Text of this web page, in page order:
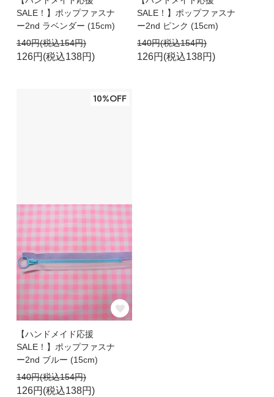
SALE！】ポップファスナ
ー2nd ラベンダー (15cm)
140円(税込154円)
126円(税込138円)
SALE！】ポップファスナ
ー2nd ピンク (15cm)
140円(税込154円)
126円(税込138円)
10%OFF
【ハンドメイド応援
SALE！】ポップファスナ
ー2nd ブルー (15cm)
140円(税込154円)
126円(税込138円)